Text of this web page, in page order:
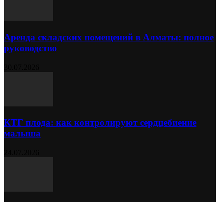
Аренда складских помещений в Алматы: полное
руководство
КТГ плода: как контролируют сердцебиение
малыша